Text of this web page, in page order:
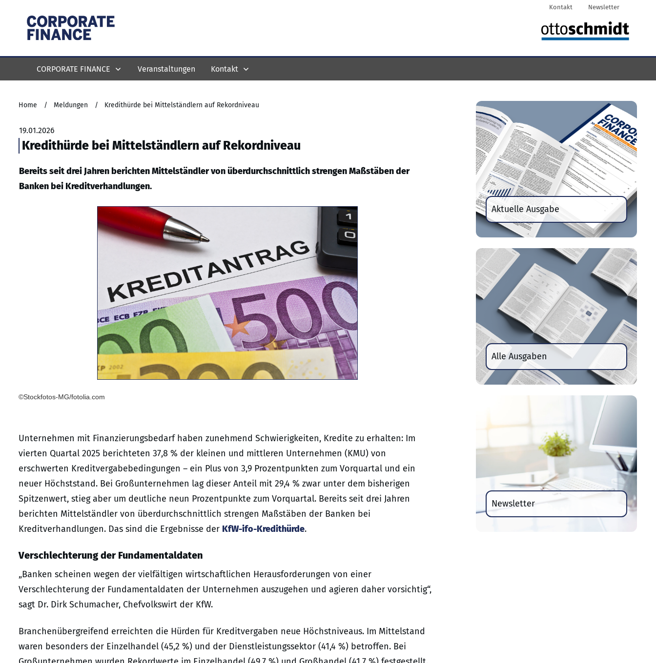
Kontakt Newsletter
CORPORATE FINANCE Veranstaltungen Kontakt
Home / Meldungen / Kredithürde bei Mittelständlern auf Rekordniveau
19.01.2026
Kredithürde bei Mittelständlern auf Rekordniveau
Bereits seit drei Jahren berichten Mittelständler von überdurchschnittlich strengen Maßstäben der
Banken bei Kreditverhandlungen.
©Stockfotos-MG/fotolia.com
Unternehmen mit Finanzierungsbedarf haben zunehmend Schwierigkeiten, Kredite zu erhalten: Im
vierten Quartal 2025 berichteten 37,8 % der kleinen und mittleren Unternehmen (KMU) von
erschwerten Kreditvergabebedingungen – ein Plus von 3,9 Prozentpunkten zum Vorquartal und ein
neuer Höchststand. Bei Großunternehmen lag dieser Anteil mit 29,4 % zwar unter dem bisherigen
Spitzenwert, stieg aber um deutliche neun Prozentpunkte zum Vorquartal. Bereits seit drei Jahren
berichten Mittelständler von überdurchschnittlich strengen Maßstäben der Banken bei
Kreditverhandlungen. Das sind die Ergebnisse der KfW-ifo-Kredithürde.
Verschlechterung der Fundamentaldaten
„Banken scheinen wegen der vielfältigen wirtschaftlichen Herausforderungen von einer
Verschlechterung der Fundamentaldaten der Unternehmen auszugehen und agieren daher vorsichtig“,
sagt Dr. Dirk Schumacher, Chefvolkswirt der KfW.
Branchenübergreifend erreichten die Hürden für Kreditvergaben neue Höchstniveaus. Im Mittelstand
waren besonders der Einzelhandel (45,2 %) und der Dienstleistungssektor (41,4 %) betroffen. Bei
Aktuelle Ausgabe
Alle Ausgaben
Newsletter